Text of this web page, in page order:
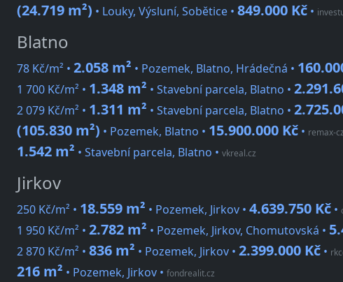
(24.719 m²) • Louky, Výsluní, Sobětice • 849.000 Kč •
Blatno
78 Kč/m² • 2.058 m² • Pozemek, Blatno, Hrádečná •
1 700 Kč/m² • 1.348 m² • Stavební parcela, Blatno •
2 079 Kč/m² • 1.311 m² • Stavební parcela, Blatno •
(105.830 m²) • Pozemek, Blatno • 15.900.000 Kč • remax-
1.542 m² • Stavební parcela, Blatno • vkreal.cz
Jirkov
250 Kč/m² • 18.559 m² • Pozemek, Jirkov • 4.639.750 Kč •
1 950 Kč/m² • 2.782 m² • Pozemek, Jirkov, Chomutovská •
2 870 Kč/m² • 836 m² • Pozemek, Jirkov • 2.399.000 Kč •
216 m² • Pozemek, Jirkov • fondrealit.cz